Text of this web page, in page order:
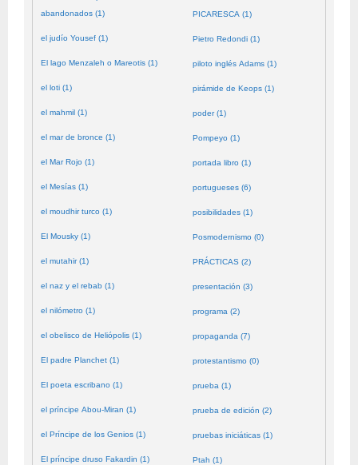
abandonados (1)
el judío Yousef (1)
El lago Menzaleh o Mareotis (1)
el loti (1)
el mahmil (1)
el mar de bronce (1)
el Mar Rojo (1)
el Mesías (1)
el moudhir turco (1)
El Mousky (1)
el mutahir (1)
el naz y el rebab (1)
el nilómetro (1)
el obelisco de Heliópolis (1)
El padre Planchet (1)
El poeta escribano (1)
el príncipe Abou-Miran (1)
el Príncipe de los Genios (1)
El príncipe druso Fakardin (1)
PICARESCA (1)
Pietro Redondi (1)
piloto inglés Adams (1)
pirámide de Keops (1)
poder (1)
Pompeyo (1)
portada libro (1)
portugueses (6)
posibilidades (1)
Posmodernismo (0)
PRÁCTICAS (2)
presentación (3)
programa (2)
propaganda (7)
protestantismo (0)
prueba (1)
prueba de edición (2)
pruebas iniciáticas (1)
Ptah (1)